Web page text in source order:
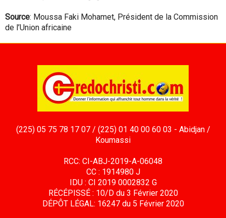
Source: Moussa Faki Mohamet, Président de la Commission
de l’Union africaine
(225) 05 75 78 17 07 / (225) 01 40 00 60 03 - Abidjan /
Koumassi
RCC: CI-ABJ-2019-A-06048
CC : 1914980 J
IDU : CI 2019 0002832 G
RÉCÉPISSÉ : 10/D du 3 Février 2020
DÉPÔT LÉGAL: 16247 du 5 Février 2020